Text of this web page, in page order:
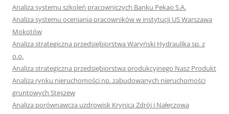
Analiza systemu szkoleń pracowniczych Banku Pekao S.A.
Analiza systemu oceniania pracowników w instytucji US Warszawa
Mokotów
Analiza strategiczna przedsiębiorstwa Waryński Hydraulika sp. z
o.o.
Analiza strategiczna przedsiębiorstwa produkcyjnego Nasz Produkt
Analiza rynku nieruchomości np. zabudowanych nieruchomości
gruntowych Stęszew
Analiza porównawcza uzdrowisk Krynica Zdrój i Nałęczowa